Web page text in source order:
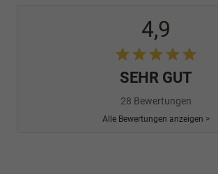
4,9
SEHR GUT
28 Bewertungen
Alle Bewertungen anzeigen >